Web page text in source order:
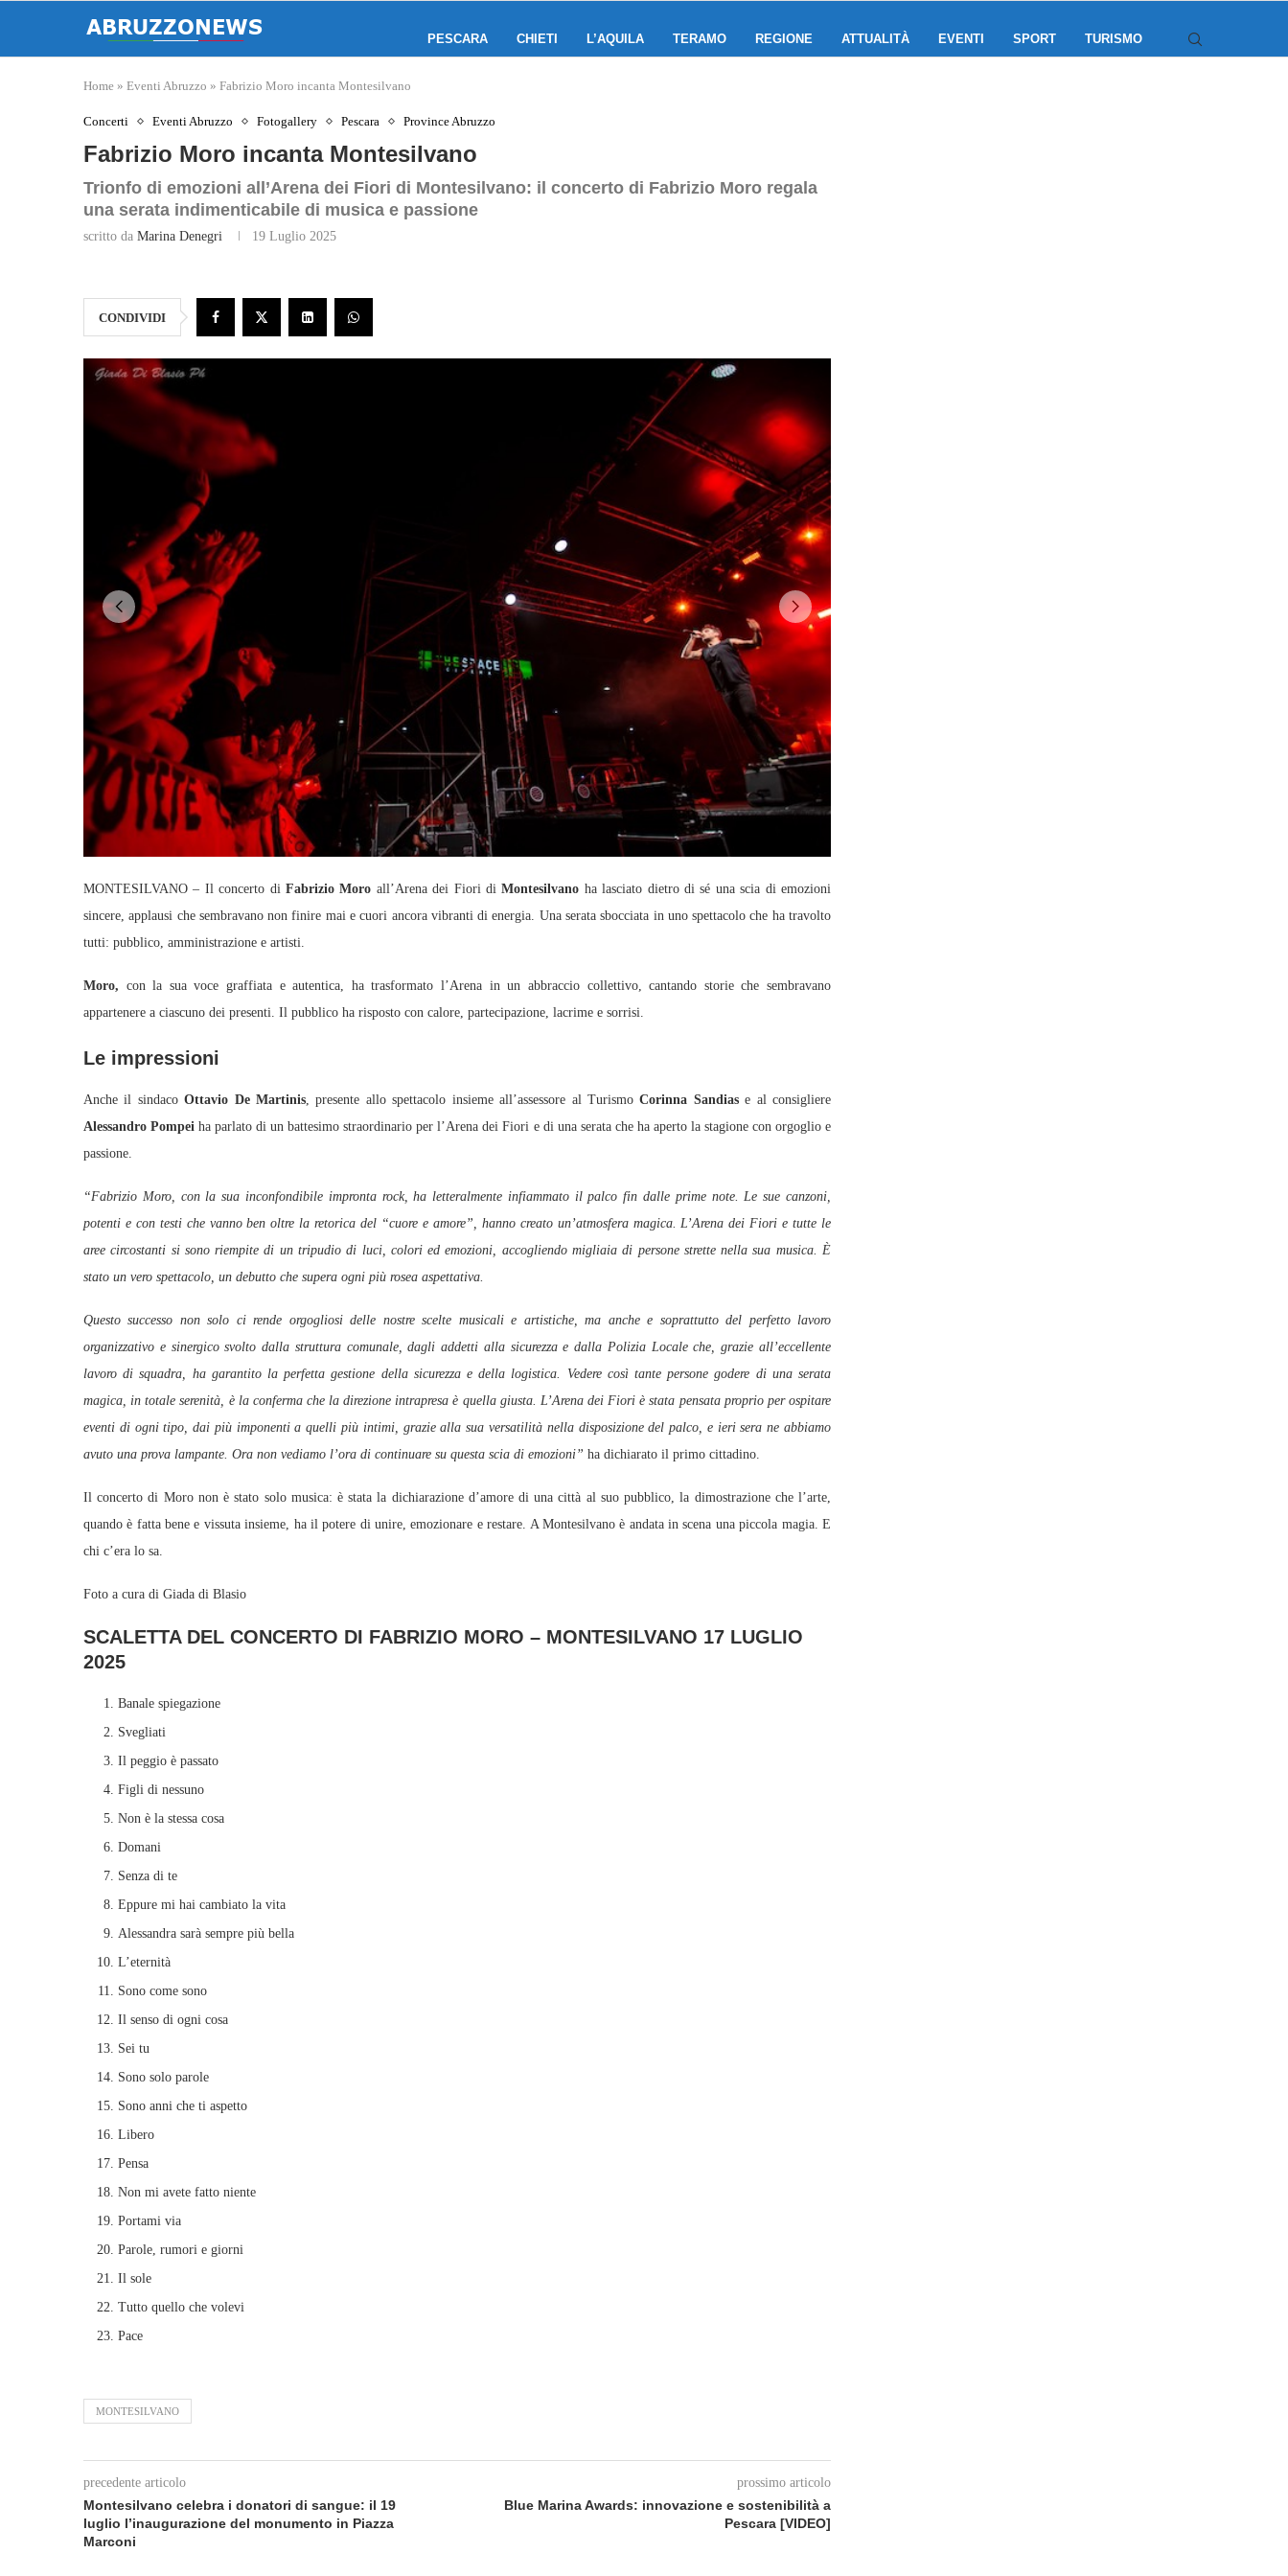
PESCARA CHIETI L’AQUILA TERAMO REGIONE ATTUALITÀ EVENTI SPORT TURISMO
Home » Eventi Abruzzo » Fabrizio Moro incanta Montesilvano
Concerti Eventi Abruzzo Fotogallery Pescara Province Abruzzo
Fabrizio Moro incanta Montesilvano
Trionfo di emozioni all’Arena dei Fiori di Montesilvano: il concerto di Fabrizio Moro regala
una serata indimenticabile di musica e passione
scritto da Marina Denegri 19 Luglio 2025
CONDIVIDI
MONTESILVANO – Il concerto di Fabrizio Moro all’Arena dei Fiori diMontesilvano ha lasciato dietro di sé una scia di emozioni
sincere, applausi che sembravano non finire mai e cuori ancora vibranti di energia. Una serata sbocciata in uno spettacolo che ha travolto
tutti: pubblico, amministrazione e artisti.
Moro, con la sua voce graffiata e autentica, ha trasformato l’Arena in un abbraccio collettivo, cantando storie che sembravano
appartenere a ciascuno dei presenti. Il pubblico ha risposto con calore, partecipazione, lacrime e sorrisi.
Le impressioni
Anche il sindacoOttavio De Martinis, presente allo spettacolo insieme all’assessore al TurismoCorinna Sandiase al consigliere
Alessandro Pompeiha parlato di un battesimo straordinario per l’Arena dei Fiori e di una serata che ha aperto la stagione con orgoglio e
passione.
“Fabrizio Moro, con la sua inconfondibile impronta rock, ha letteralmente infiammato il palco fin dalle prime note. Le sue canzoni,
potenti e con testi che vanno ben oltre la retorica del “cuore e amore”, hanno creato un’atmosfera magica. L’Arena dei Fiori e tutte le
aree circostanti si sono riempite di un tripudio di luci, colori ed emozioni, accogliendo migliaia di persone strette nella sua musica. È
stato un vero spettacolo, un debutto che supera ogni più rosea aspettativa.
Questo successo non solo ci rende orgogliosi delle nostre scelte musicali e artistiche, ma anche e soprattutto del perfetto lavoro
organizzativo e sinergico svolto dalla struttura comunale, dagli addetti alla sicurezza e dalla Polizia Locale che, grazie all’eccellente
lavoro di squadra, ha garantito la perfetta gestione della sicurezza e della logistica. Vedere così tante persone godere di una serata
magica, in totale serenità, è la conferma che la direzione intrapresa è quella giusta. L’Arena dei Fiori è stata pensata proprio per ospitare
eventi di ogni tipo, dai più imponenti a quelli più intimi, grazie alla sua versatilità nella disposizione del palco, e ieri sera ne abbiamo
avuto una prova lampante. Ora non vediamo l’ora di continuare su questa scia di emozioni” ha dichiarato il primo cittadino.
Il concerto di Moro non è stato solo musica: è stata la dichiarazione d’amore di una città al suo pubblico, la dimostrazione che l’arte,
quando è fatta bene e vissuta insieme, ha il potere di unire, emozionare e restare. A Montesilvano è andata in scena una piccola magia. E
chi c’era lo sa.
Foto a cura di Giada di Blasio
SCALETTA DEL CONCERTO DI FABRIZIO MORO – MONTESILVANO 17 LUGLIO
2025
Banale spiegazione
Svegliati
Il peggio è passato
Figli di nessuno
Non è la stessa cosa
Domani
Senza di te
Eppure mi hai cambiato la vita
Alessandra sarà sempre più bella
L’eternità
Sono come sono
Il senso di ogni cosa
Sei tu
Sono solo parole
Sono anni che ti aspetto
Libero
Pensa
Non mi avete fatto niente
Portami via
Parole, rumori e giorni
Il sole
Tutto quello che volevi
Pace
MONTESILVANO
precedente articolo
Montesilvano celebra i donatori di sangue: il 19
luglio l’inaugurazione del monumento in Piazza
Marconi
prossimo articolo
Blue Marina Awards: innovazione e sostenibilità a
Pescara [VIDEO]